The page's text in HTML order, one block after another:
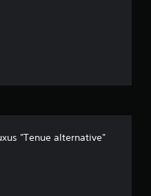
s
u
"Tenue alternative"